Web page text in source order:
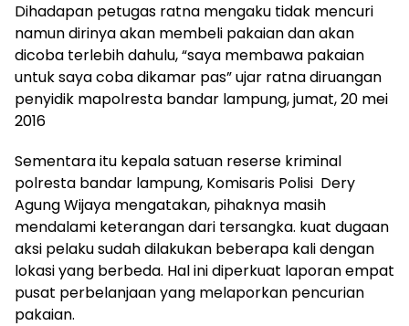
Dihadapan petugas ratna mengaku tidak mencuri
namun dirinya akan membeli pakaian dan akan
dicoba terlebih dahulu, “saya membawa pakaian
untuk saya coba dikamar pas” ujar ratna diruangan
penyidik mapolresta bandar lampung, jumat, 20 mei
2016
Sementara itu kepala satuan reserse kriminal
polresta bandar lampung, Komisaris Polisi Dery
Agung Wijaya mengatakan, pihaknya masih
mendalami keterangan dari tersangka. kuat dugaan
aksi pelaku sudah dilakukan beberapa kali dengan
lokasi yang berbeda. Hal ini diperkuat laporan empat
pusat perbelanjaan yang melaporkan pencurian
pakaian.